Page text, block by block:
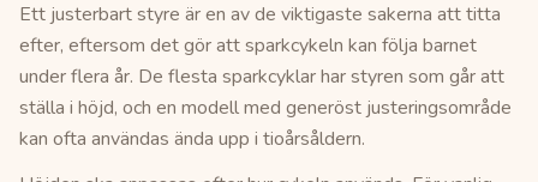
Ett justerbart styre är en av de viktigaste sakerna att titta
efter, eftersom det gör att sparkcykeln kan följa barnet
under flera år. De flesta sparkcyklar har styren som går att
ställa i höjd, och en modell med generöst justeringsområde
kan ofta användas ända upp i tioårsåldern.